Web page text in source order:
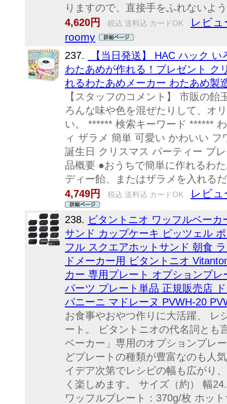
りますので、直接手をふれないよ
4,620円
税込 送料込 カードOK
レビュ
roomy
237.
【当日発送】 HAC ハック
わたあめが作れる！プレゼント ク
れるわたあめメーカー わたあめ製
【スタッフのコメント】 市販の
ろんな味や色を混ぜたりして、オ
い。 ****** 検索キーワード ******
ィ ザラメ 簡単 可愛い かわいい
誕生日 クリスマス パーティー プ
品概要 ●おうちで簡単に作れるわ
ディー飴、またはザラメを入れる
4,749円
税込 送料込 カードOK レビュ
238. ビタントニオ ワッフルベー
サンド カップケーキ ピッツェル
フル スクエアホットサンド 朝食
ドメーカー用 ビタントニオ
カー 専用プレート オプションプ
パーツ プレート単品 正規販売店
パニーニ マドレーヌ PVWH-20
お食事やおやつ作りに大活躍、 レ
ート。 ビタントニオの代名詞とも
ベーカー」専用のオプションプレ
どプレートの種類が豊富なのも人
イデア次第でレシピの幅も広がり
く楽しめます。 サイズ（約） 幅
ワッフルプレート：370g/枚 ホッ